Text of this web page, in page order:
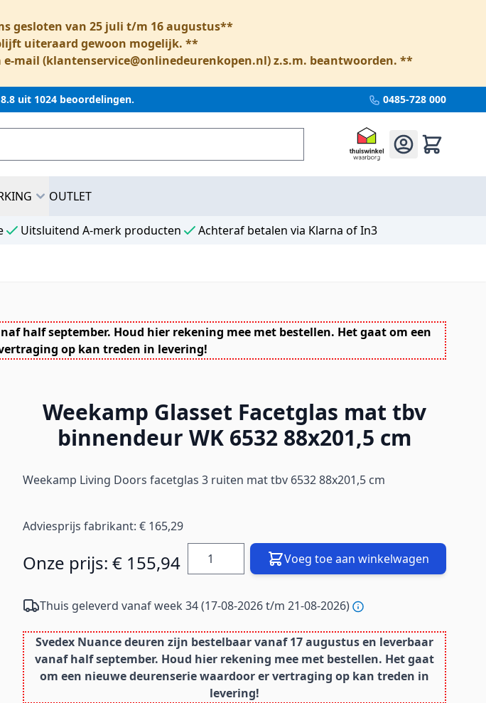
gesloten van 25 juli t/m 16 augustus**
uiteraard gewoon mogelijk. **
e-mail (klantenservice@onlinedeurenkopen.nl) z.s.m. beantwoorden. **
uit 1024 beoordelingen. 0485-728 000
OUTLET
Uitsluitend A-merk producten Achteraf betalen via Klarna of In3
half september. Houd hier rekening mee met bestellen. Het gaat om een
op kan treden in levering!
Weekamp Glasset Facetglas mat tbv
binnendeur WK 6532 88x201,5 cm
Weekamp Living Doors facetglas 3 ruiten mat tbv 6532 88x201,5 cm
Adviesprijs fabrikant: € 165,29
Onze prijs: € 155,94 Hoeveelheid Voeg toe aan winkelwagen
Thuis geleverd vanaf week 34 (17-08-2026 t/m 21-08-2026)
Svedex Nuance deuren zijn bestelbaar vanaf 17 augustus en leverbaar
vanaf half september. Houd hier rekening mee met bestellen. Het gaat
om een nieuwe deurenserie waardoor er vertraging op kan treden in
levering!